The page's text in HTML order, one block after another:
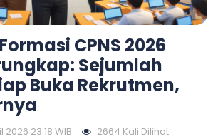
CPNS 2026
Sejumlah
Buka Rekrutmen,
2026 23:18 WIB 2664 Kali Dilihat